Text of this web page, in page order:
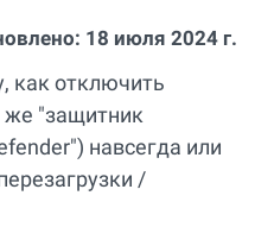
18 июля 2024 г.
как отключить
же "защитник
навсегда или
/